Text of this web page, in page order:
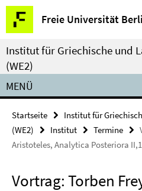
Springe
direkt
zu
Inhalt
Freie Universität
Service-
Navigation
Institut für Griechische und
(WE2)
MENÜ
Startseite
Institut für
(WE2)
Institut Termine
Aristoteles, Analytica Posteriora
Vortrag: Torben